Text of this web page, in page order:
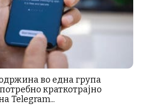
во една група
краткотрајно
Telegram...